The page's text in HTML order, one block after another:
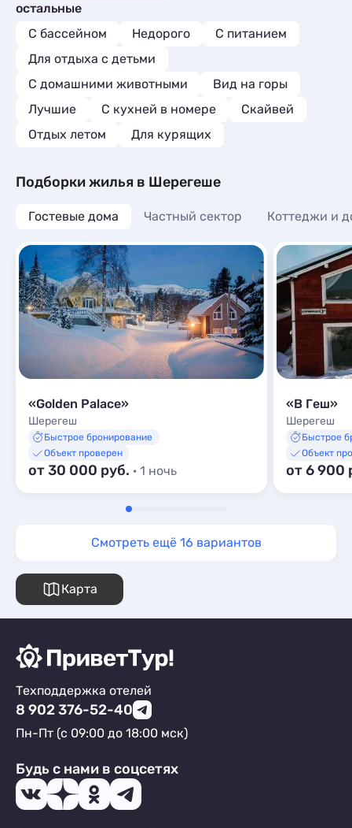
остальные
С бассейном
Недорого
С питанием
Для отдыха с детьми
С домашними животными
Вид на горы
Лучшие
C кухней в номере
Скайвей
Отдых летом
Для курящих
Подборки жилья в Шерегеше
Гостевые дома Частный сектор Коттеджи и
«Golden Palace»
Шерегеш
Быстрое бронирование
Объект проверен
от 30 000 руб. · 1 ночь
«В Геш»
Шерегеш
Быстрое
Объект
от 6 900
Смотреть ещё 16 вариантов
Карта
Техподдержка отелей
8 902 376-52-40
Пн-Пт (с 09:00 до 18:00 мск)
Будь с нами в соцсетях